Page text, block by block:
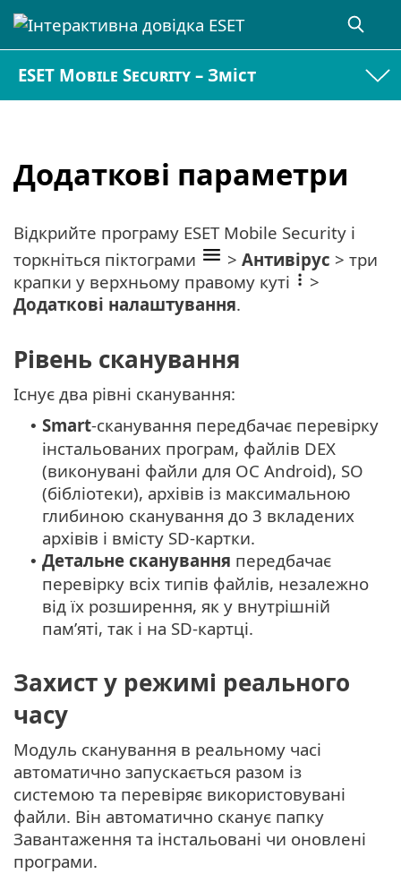
ESET Mobile Security – Зміст
Додаткові параметри
Відкрийте програму ESET Mobile Security і
торкніться піктограми
> Антивірус > три
крапки у верхньому правому куті
>
Додаткові налаштування.
Рівень сканування
Існує два рівні сканування:
• Smart-сканування передбачає перевірку
інстальованих програм, файлів DEX
(виконувані файли для ОС Android), SO
(бібліотеки), архівів із максимальною
глибиною сканування до 3 вкладених
архівів і вмісту SD-картки.
• Детальне сканування передбачає
перевірку всіх типів файлів, незалежно
від їх розширення, як у внутрішній
пам’яті, так і на SD-картці.
Захист у режимі реального
часу
Модуль сканування в реальному часі
автоматично запускається разом із
системою та перевіряє використовувані
файли. Він автоматично сканує папку
Завантаження та інстальовані чи оновлені
програми.